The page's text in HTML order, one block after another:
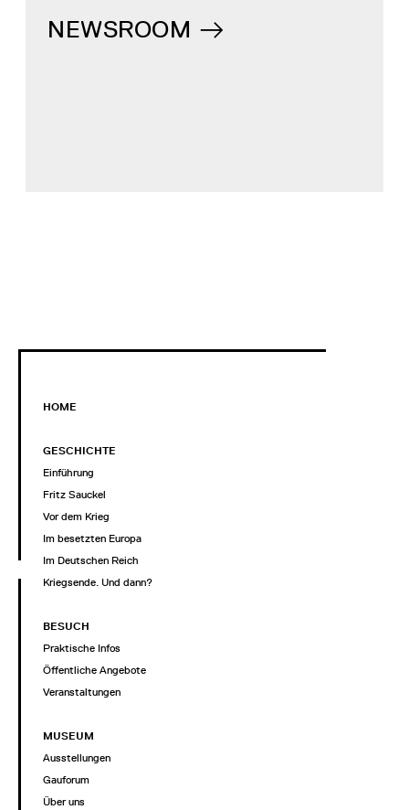
NEWSROOM
HOME
GESCHICHTE
Einführung
Fritz Sauckel
Vor dem Krieg
Im besetzten Europa
Im Deutschen Reich
Kriegsende. Und dann?
BESUCH
Praktische Infos
Öffentliche Angebote
Veranstaltungen
MUSEUM
Ausstellungen
Gauforum
Über uns